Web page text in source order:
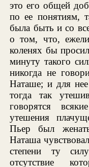
это его общей
по ее понятиям,
была быть и со
о том, что,
коленях бы
минуту такого
никогда не
Наташе; и для
тогда так
говорятся
утешения
Пьер был
Наташа
степени ту
отсутствие